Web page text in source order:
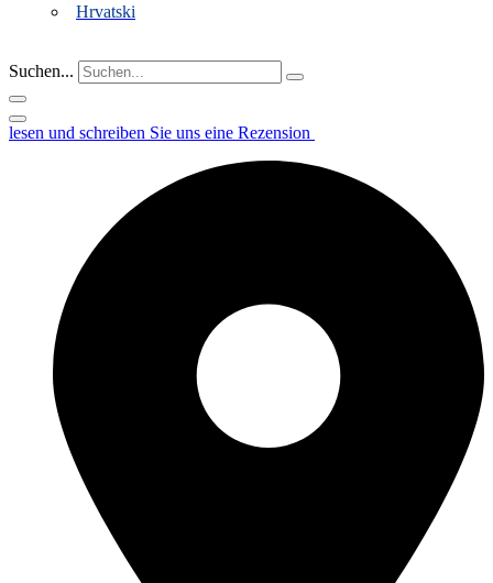
Hrvatski
Suchen...
lesen und schreiben Sie uns eine Rezension